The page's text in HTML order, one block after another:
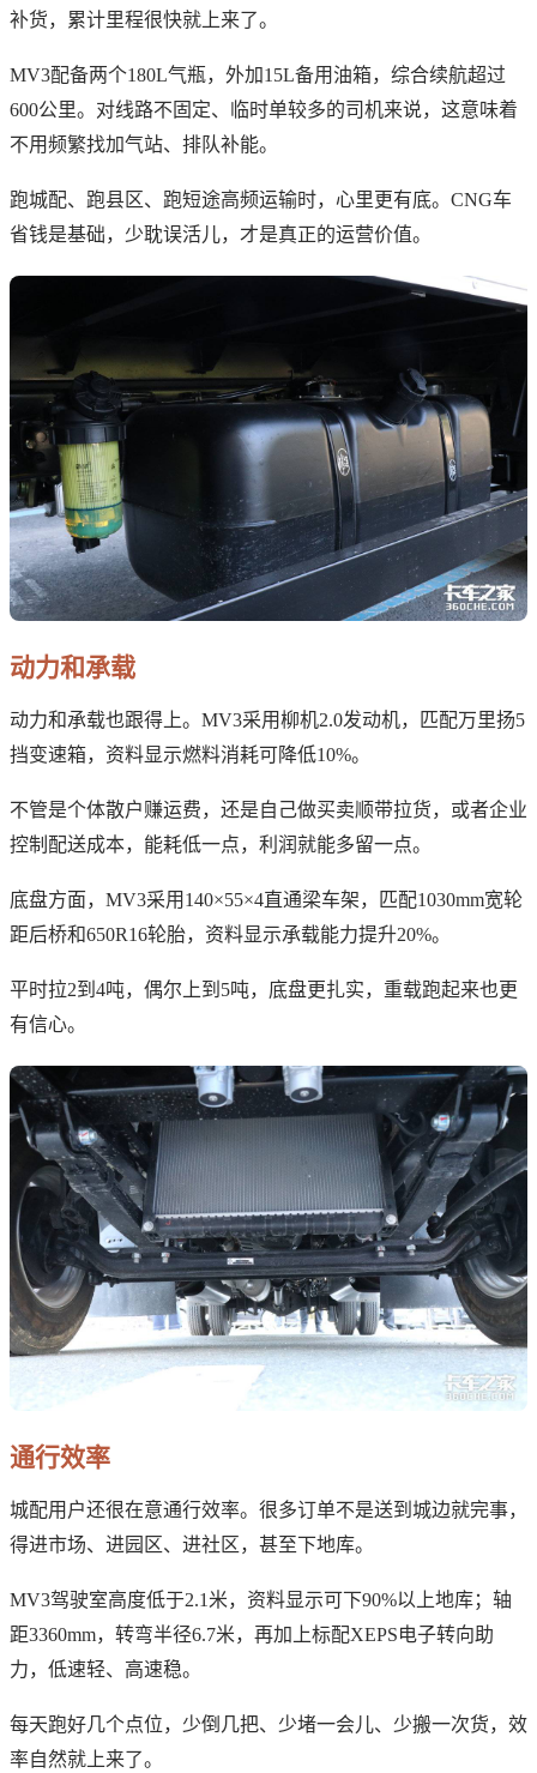
补货，累计里程很快就上来了。
MV3配备两个180L气瓶，外加15L备用油箱，综合续航超过
600公里。对线路不固定、临时单较多的司机来说，这意味着
不用频繁找加气站、排队补能。
跑城配、跑县区、跑短途高频运输时，心里更有底。CNG车
省钱是基础，少耽误活儿，才是真正的运营价值。
动力和承载
动力和承载也跟得上。MV3采用柳机2.0发动机，匹配万里扬5
挡变速箱，资料显示燃料消耗可降低10%。
不管是个体散户赚运费，还是自己做买卖顺带拉货，或者企业
控制配送成本，能耗低一点，利润就能多留一点。
底盘方面，MV3采用140×55×4直通梁车架，匹配1030mm宽轮
距后桥和650R16轮胎，资料显示承载能力提升20%。
平时拉2到4吨，偶尔上到5吨，底盘更扎实，重载跑起来也更
有信心。
通行效率
城配用户还很在意通行效率。很多订单不是送到城边就完事，
得进市场、进园区、进社区，甚至下地库。
MV3驾驶室高度低于2.1米，资料显示可下90%以上地库；轴
距3360mm，转弯半径6.7米，再加上标配XEPS电子转向助
力，低速轻、高速稳。
每天跑好几个点位，少倒几把、少堵一会儿、少搬一次货，效
率自然就上来了。